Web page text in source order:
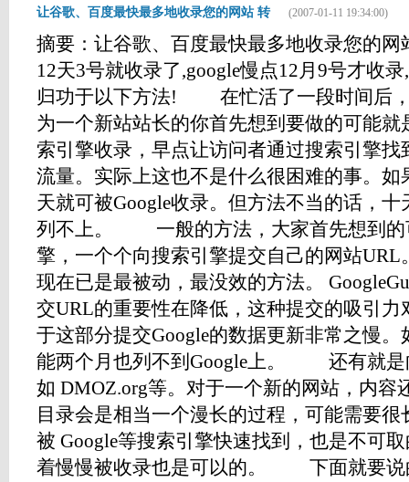
让谷歌、百度最快最多地收录您的网站 转 (2007-01-11 19:34:00)
摘要：让谷歌、百度最快最多地收录您的网
12天3号就收录了,google慢点12月9号才收
归功于以下方法! 在忙活了一段时间后，
为一个新站站长的你首先想到要做的可能
索引擎收录，早点让访问者通过搜索引擎
流量。实际上这也不是什么很困难的事。如
天就可被Google收录。但方法不当的话，
列不上。 一般的方法，大家首先想到的
擎，一个个向搜索引擎提交自己的网站
现在已是最被动，最没效的方法。
交URL的重要性在降低，这种提交的吸引力
于这部分提交Google的数据更新非常之慢
能两个月也列不到Google上。 还有就是
如 DMOZ.org等。对于一个新的网站，内容
目录会是相当一个漫长的过程，可能需要
被 Google等搜索引擎快速找到，也是不可
着慢慢被收录也是可以的。 下面就要说